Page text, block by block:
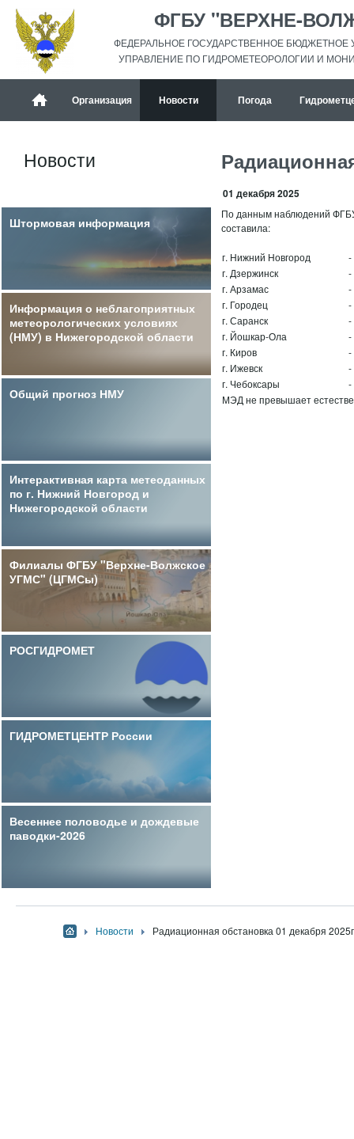
ФГБУ "ВЕРХНЕ-
ФЕДЕРАЛЬНОЕ ГОСУДАРСТВЕННОЕ
УПРАВЛЕНИЕ ПО ГИДРОМЕТЕОРОЛОГИИ И
Организация Новости Погода
01 декабря 2025
По данным наблюдений
составила:
г. Нижний Новгород
-
г. Дзержинск
-
г. Арзамас
-
г. Городец
-
г. Саранск
-
г. Йошкар-Ола
-
г. Киров
-
г. Ижевск
-
г. Чебоксары
-
МЭД не превышает
Новости
Штормовая информация
Информация о неблагоприятных
метеорологических условиях
(НМУ) в Нижегородской области
Общий прогноз НМУ
Интерактивная карта метеоданных
по г. Нижний Новгород и
Нижегородской области
Филиалы ФГБУ "Верхне-Волжское
УГМС" (ЦГМСы)
РОСГИДРОМЕТ
ГИДРОМЕТЦЕНТР России
Весеннее половодье и дождевые
паводки-2026
Новости Радиационная обстановка 01 декабря